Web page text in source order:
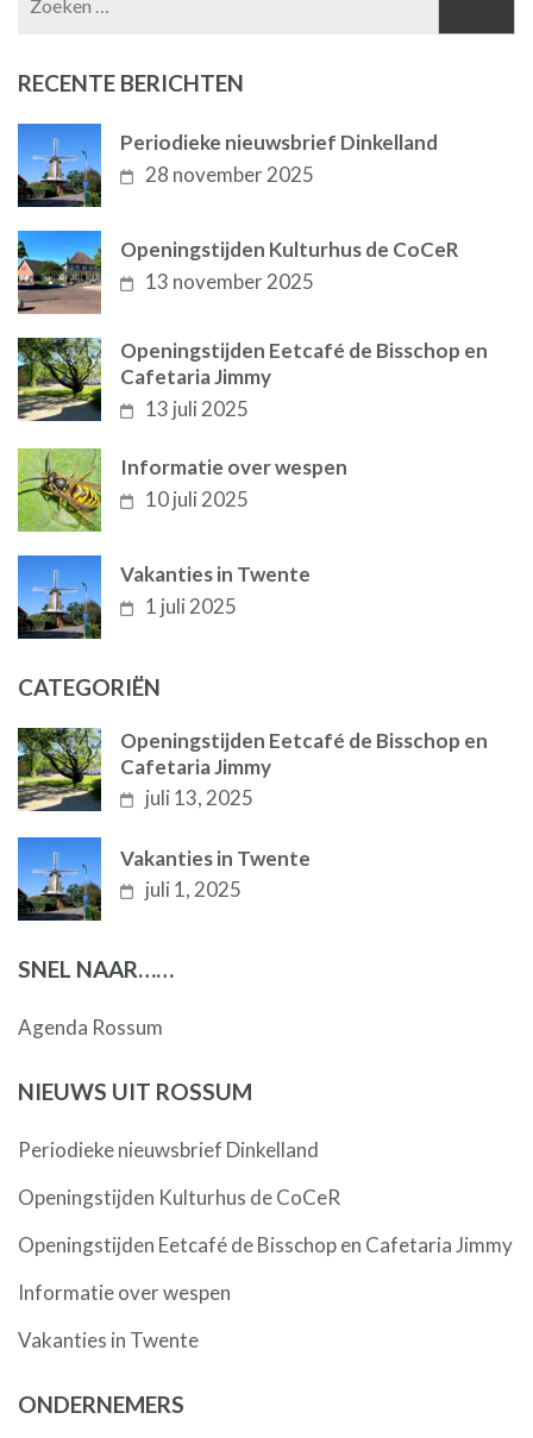
RECENTE BERICHTEN
Periodieke nieuwsbrief Dinkelland
28 november 2025
Openingstijden Kulturhus de CoCeR
13 november 2025
Openingstijden Eetcafé de Bisschop en
Cafetaria Jimmy
13 juli 2025
Informatie over wespen
10 juli 2025
Vakanties in Twente
1 juli 2025
CATEGORIËN
Openingstijden Eetcafé de Bisschop en
Cafetaria Jimmy
juli 13, 2025
Vakanties in Twente
juli 1, 2025
SNEL NAAR……
Agenda Rossum
NIEUWS UIT ROSSUM
Periodieke nieuwsbrief Dinkelland
Openingstijden Kulturhus de CoCeR
Openingstijden Eetcafé de Bisschop en Cafetaria Jimmy
Informatie over wespen
Vakanties in Twente
ONDERNEMERS